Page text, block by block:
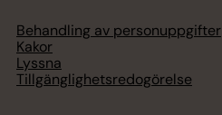
Behandling av personuppgifter
Kakor
Lyssna
Tillgänglighetsredogörelse